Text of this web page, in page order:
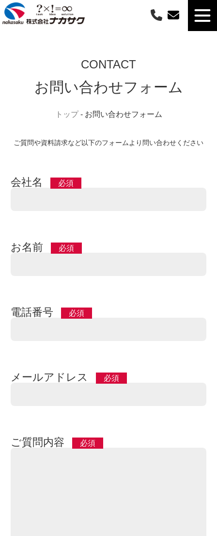
CONTACT
お問い合わせフォーム
トップ- お問い合わせフォーム
ご質問や資料請求など以下のフォームより問い合わせください
会社名
お名前
電話番号
メールアドレス
ご質問内容